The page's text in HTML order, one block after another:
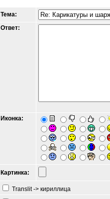
Тема:
Ответ:
Иконка:
Картинка:
Translit -> кириллица